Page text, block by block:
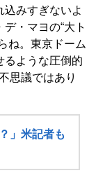
込みすぎないよ
・マヨの“大ト
ね。東京ドーム
るような圧倒的
思議ではあり
」米記者も